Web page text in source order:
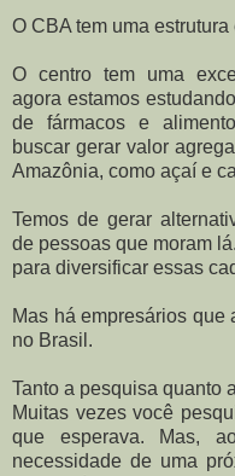
O CBA tem uma
O centro tem uma
agora estamos
de fármacos e
buscar gerar valor
Amazônia, como açaí e
Temos de gerar
de pessoas que moram
para diversificar essas
Mas há empresários que
no Brasil.
Tanto a pesquisa quanto
Muitas vezes você
que esperava. Mas,
necessidade de uma